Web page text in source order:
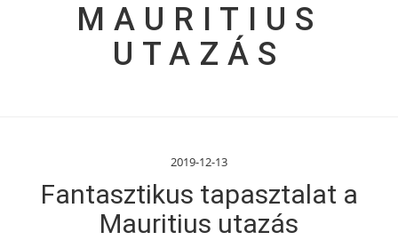
MAURITIUS
UTAZÁS
2019-12-13
Fantasztikus tapasztalat a
Mauritius utazás